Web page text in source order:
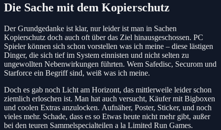
Die Sache mit dem Kopierschutz
Der Grundgedanke ist klar, nur leider ist man in Sachen
Kopierschutz doch auch oft über das Ziel hinausgeschossen. PC
Spieler können sich schon vorstellen was ich meine – diese lästigen
Dinger, die sich tief im System einnisten und nicht selten zu
ungewollten Nebenwirkungen führten. Wem Safedisc, Securom und
Starforce ein Begriff sind, weiß was ich meine.
Doch es gab noch Licht am Horizont, das mittlerweile leider schon
ziemlich erloschen ist. Man hat auch versucht, Käufer mit Bigboxen
und coolen Extras anzulocken. Aufnäher, Poster, Sticker, und noch
vieles mehr. Schade, dass es so Etwas heute nicht mehr gibt, außer
bei den teuren Sammelspecialteilen a la Limited Run Games.